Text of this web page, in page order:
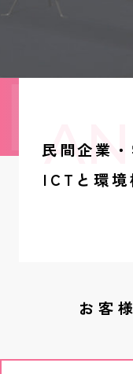
内田洋
民間企業
ICTと環境
お客